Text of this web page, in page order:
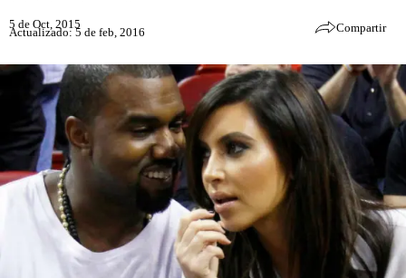
5 de Oct, 2015
Actualizado: 5 de feb, 2016 Compartir